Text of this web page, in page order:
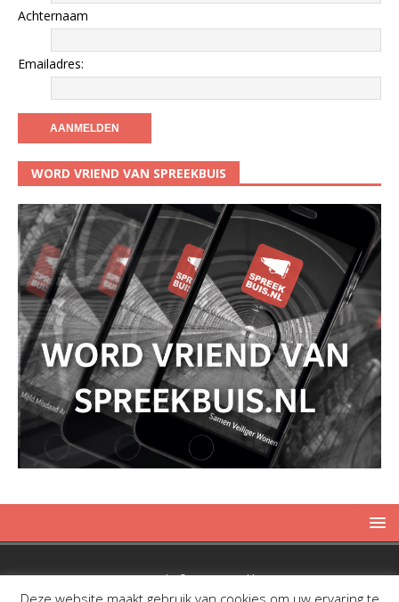
Achternaam
Emailadres:
WORD VRIEND VAN SPREEKBUIS
Copyright © 2019 Spreekbuis